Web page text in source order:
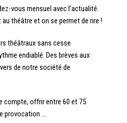
vous mensuel avec l’actualité.
théâtre et on se permet de rire !
théâtraux sans cesse
endiablé. Des brèves aux
de notre société de
compte, offrir entre 60 et 75
provocation …